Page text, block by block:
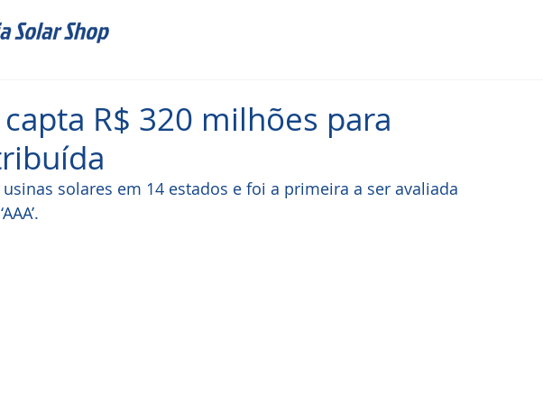
R$ 320 milhões para
solares em 14 estados e foi a primeira a ser avaliada